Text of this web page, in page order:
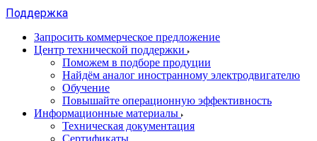
Поддержка
Запросить коммерческое предложение
Центр технической поддержки
Поможем в подборе продуции
Найдём аналог иностранному электродвигателю
Обучение
Повышайте операционную эффективность
Информационные материалы
Техническая документация
Сертификаты